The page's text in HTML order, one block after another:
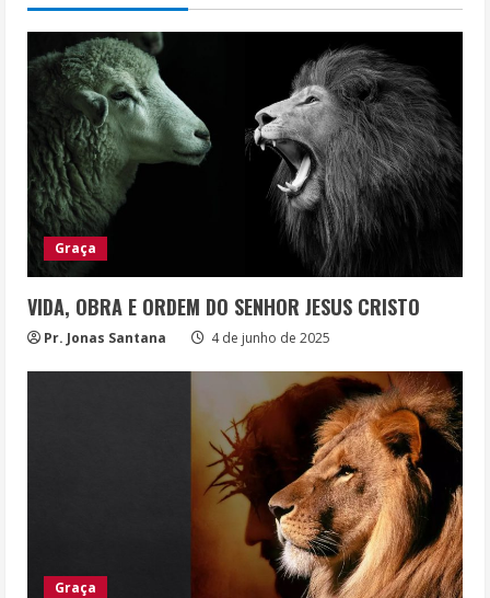
Graça
VIDA, OBRA E ORDEM DO SENHOR JESUS CRISTO
Pr. Jonas Santana 4 de junho de 2025
Graça